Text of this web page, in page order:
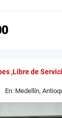
,Libre de
En: Medellín,